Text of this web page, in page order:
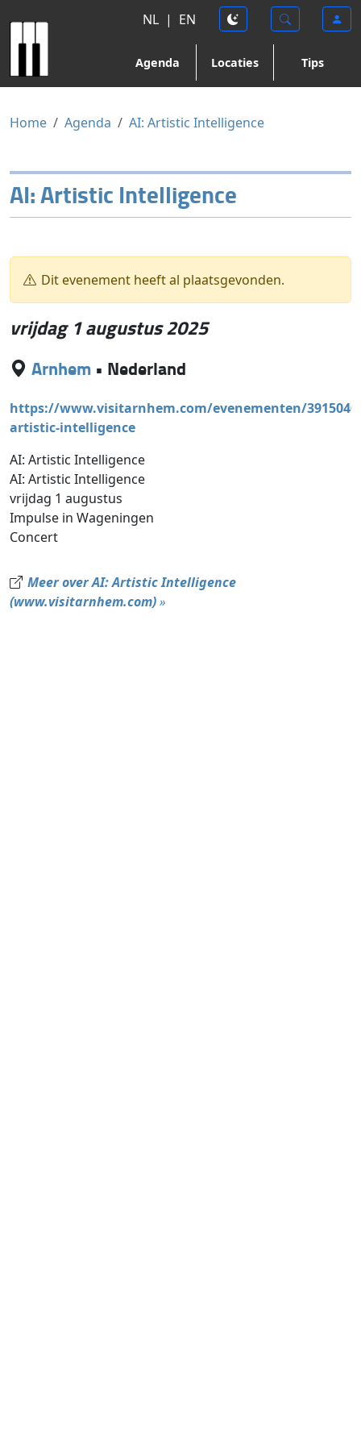
NL | EN
Agenda Locaties Tips
Home Agenda AI: Artistic Intelligence
AI: Artistic Intelligence
Dit evenement heeft al plaatsgevonden.
vrijdag 1 augustus 2025
Arnhem • Nederland
https://www.visitarnhem.com/evenementen/
artistic-intelligence
AI: Artistic Intelligence
AI: Artistic Intelligence
vrijdag 1 augustus
Impulse in Wageningen
Concert
Meer over AI: Artistic Intelligence
(www.visitarnhem.com)»